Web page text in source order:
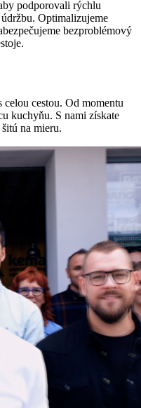
podporovali rýchlu
Optimalizujeme
bezproblémový
cestou. Od momentu
kuchyňu. S nami získate
na mieru.